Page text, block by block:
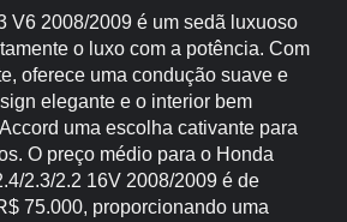
V6 2008/2009 é um sedã luxuoso
o luxo com a potência. Com
oferece uma condução suave e
elegante e o interior bem
uma escolha cativante para
O preço médio para o Honda
2.3/2.2 16V 2008/2009 é de
75.000, proporcionando uma